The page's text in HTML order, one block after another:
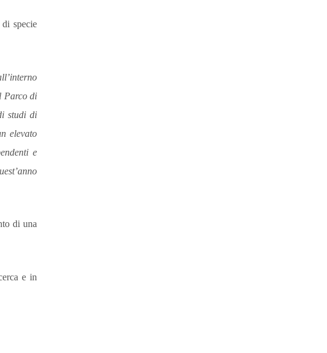
specie
Parco di
studi di
elevato
e
di una
e in